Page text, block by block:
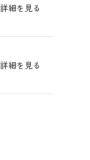
詳細を見る
詳細を見る